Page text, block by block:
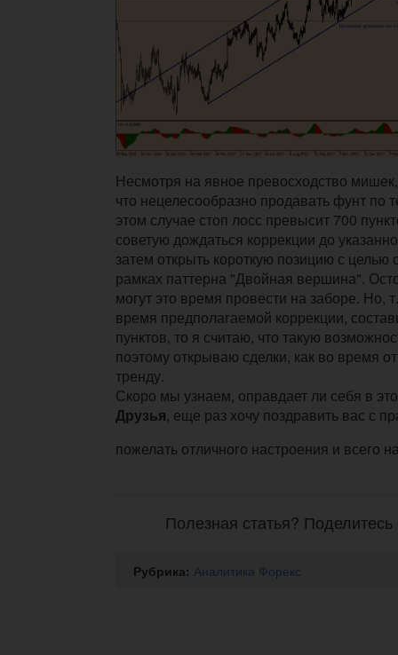
Несмотря на явное превосходство
что нецелесообразно продавать фунт по
этом случае стоп лосс превысит 700
советую дождаться коррекции до
затем открыть короткую позицию с целью
рамках паттерна "Двойная вершина".
могут это время провести на заборе. Но,
время предполагаемой коррекции,
пунктов, то я считаю, что такую
поэтому открываю сделки, как во время
тренду.
Скоро мы узнаем, оправдает ли себя в
Друзья, еще раз хочу поздравить вас с
пожелать отличного настроения и всего
Полезная статья?
Рубрика: Аналитика Форекс